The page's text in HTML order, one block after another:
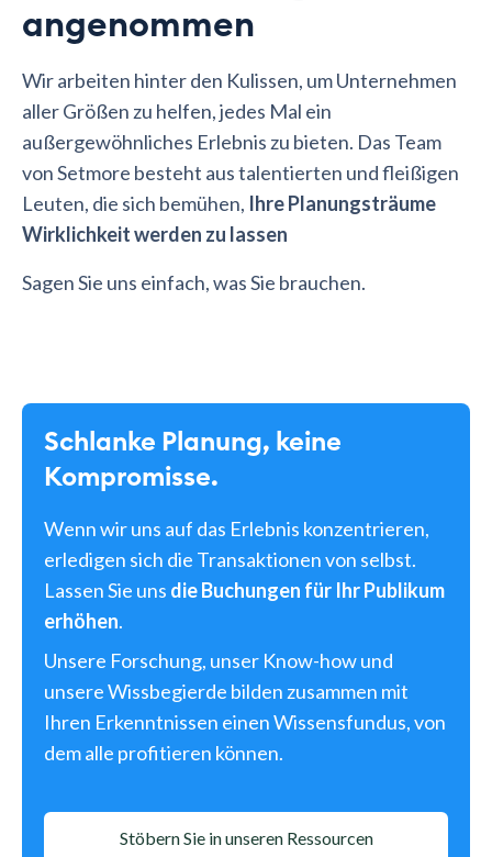
angenommen
Wir arbeiten hinter den Kulissen, um Unternehmen
aller Größen zu helfen, jedes Mal ein
außergewöhnliches Erlebnis zu bieten. Das Team
von Setmore besteht aus talentierten und fleißigen
Leuten, die sich bemühen, Ihre Planungsträume
Wirklichkeit werden zu lassen
Sagen Sie uns einfach, was Sie brauchen.
Schlanke Planung, keine
Kompromisse.
Wenn wir uns auf das Erlebnis konzentrieren,
erledigen sich die Transaktionen von selbst.
Lassen Sie uns die Buchungen für Ihr Publikum
erhöhen.
Unsere Forschung, unser Know-how und
unsere Wissbegierde bilden zusammen mit
Ihren Erkenntnissen einen Wissensfundus, von
dem alle profitieren können.
Stöbern Sie in unseren Ressourcen